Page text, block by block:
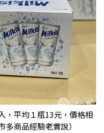
，平均１瓶13元，價格相
商品經驗老實說）